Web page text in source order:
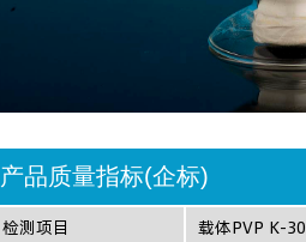
产品质量指标(企标)
检测项目 载体PVP K-30